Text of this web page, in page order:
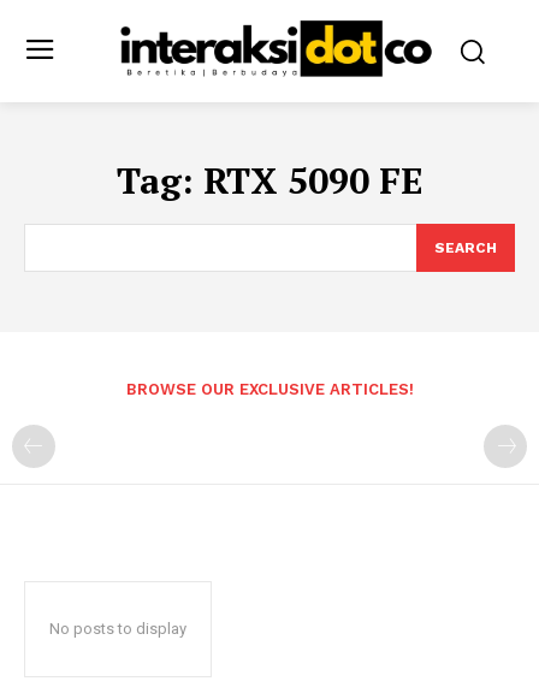
Tag: RTX 5090 FE
SEARCH
BROWSE OUR EXCLUSIVE ARTICLES!
No posts to display